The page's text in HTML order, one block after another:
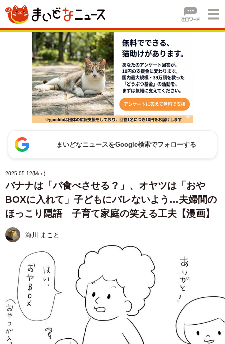
まいどなニュースをGoogle検索でフォローする
2025.05.12(Mon)
バナナは「バ食べさせる？」、オヤツは「おや
BOXに入れて」子どもにバレないよう…夫婦間の
ほっこり隠語 子育て家庭の笑える工夫【漫画】
海川 まこと